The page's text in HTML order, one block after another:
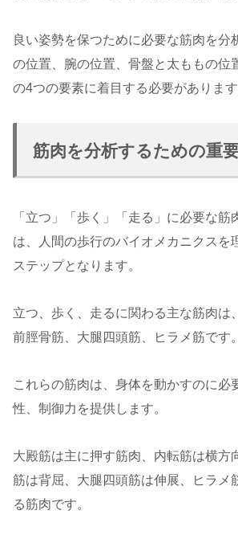
良い姿勢を保つために必要な筋肉を分
の位置、腕の位置、骨盤と太ももの位
の4つの要素に着目する必要があります
筋肉を分析するための重
「立つ」「歩く」「走る」に必要な筋
は、人間の歩行のバイオメカニクスを
ステップとなります。
立つ、歩く、走るに関わる主な筋肉は
前脛骨筋、大腿四頭筋、ヒラメ筋です。
これらの筋肉は、身体を動かすのに必
性、制御力を提供します。
大殿筋は主に押す筋肉、内転筋は横方
筋は背屈、大腿四頭筋は伸展、ヒラメ
る筋肉です。